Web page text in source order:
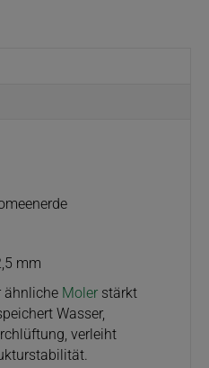
mm
ähnliche Moler stärkt
Wasser,
verleiht